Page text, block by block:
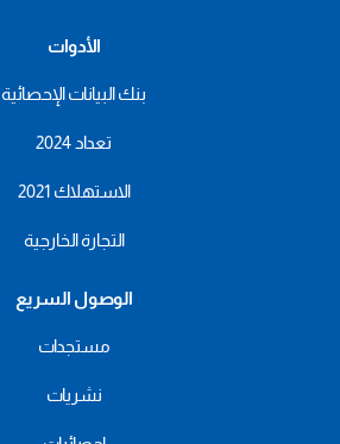
الأدوات
بنك البيانات الإحصائية
تعداد 2024
الاستهلاك 2021
التجارة الخارجية
الوصول السريع
مستجدات
نشريات